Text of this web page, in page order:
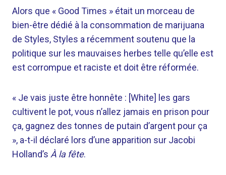
Alors que « Good Times » était un morceau de
bien-être dédié à la consommation de marijuana
de Styles, Styles a récemment soutenu que la
politique sur les mauvaises herbes telle qu’elle est
est corrompue et raciste et doit être réformée.
« Je vais juste être honnête : [White] les gars
cultivent le pot, vous n’allez jamais en prison pour
ça, gagnez des tonnes de putain d’argent pour ça
», a-t-il déclaré lors d’une apparition sur Jacobi
Holland’s À la fête.